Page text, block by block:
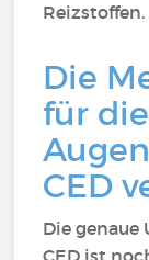
Reizstoffen.
Die
für die
CED
Die genaue
CED ist